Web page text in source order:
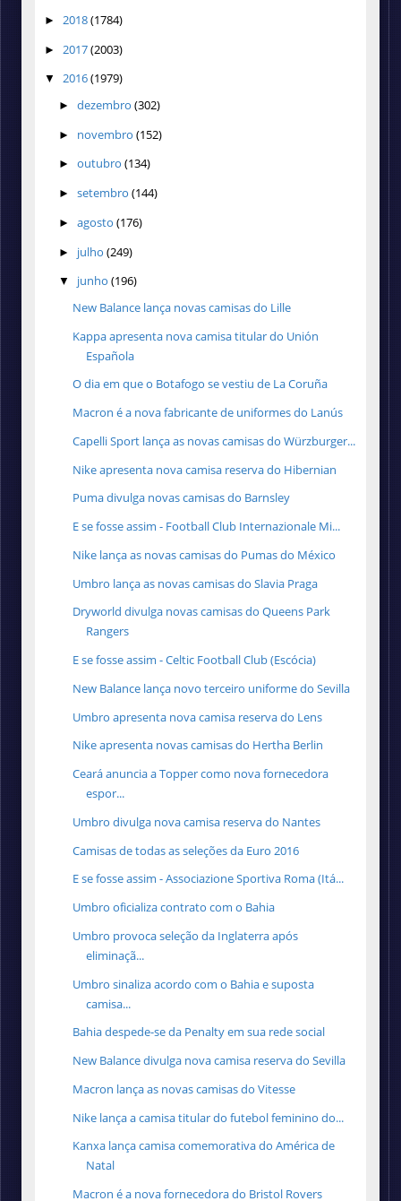
► 2018(1784)
► 2017(2003)
▼ 2016(1979)
► dezembro (302)
► novembro (152)
► outubro (134)
► setembro (144)
► agosto (176)
► julho (249)
▼ junho (196)
New Balance lança novas camisas do Lille
Kappa apresenta nova camisa titular do Unión
Española
O dia em que o Botafogo se vestiu de La Coruña
Macron é a nova fabricante de uniformes do Lanús
Capelli Sport lança as novas camisas do Würzburger...
Nike apresenta nova camisa reserva do Hibernian
Puma divulga novas camisas do Barnsley
E se fosse assim - Football Club Internazionale Mi...
Nike lança as novas camisas do Pumas do México
Umbro lança as novas camisas do Slavia Praga
Dryworld divulga novas camisas do Queens Park
Rangers
E se fosse assim - Celtic Football Club (Escócia)
New Balance lança novo terceiro uniforme do Sevilla
Umbro apresenta nova camisa reserva do Lens
Nike apresenta novas camisas do Hertha Berlin
Ceará anuncia a Topper como nova fornecedora
espor...
Umbro divulga nova camisa reserva do Nantes
Camisas de todas as seleções da Euro 2016
E se fosse assim - Associazione Sportiva Roma (Itá...
Umbro oficializa contrato com o Bahia
Umbro provoca seleção da Inglaterra após
eliminaçã...
Umbro sinaliza acordo com o Bahia e suposta
camisa...
Bahia despede-se da Penalty em sua rede social
New Balance divulga nova camisa reserva do Sevilla
Macron lança as novas camisas do Vitesse
Nike lança a camisa titular do futebol feminino do...
Kanxa lança camisa comemorativa do América de
Natal
Macron é a nova fornecedora do Bristol Rovers